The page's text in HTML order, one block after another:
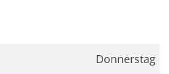
Donnerstag